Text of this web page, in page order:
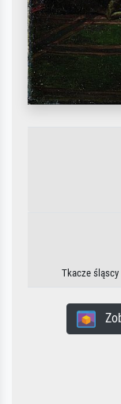
Tkacze śląscy